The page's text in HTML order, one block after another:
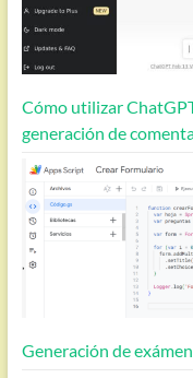
Cómo utilizar
generación de
Generación de